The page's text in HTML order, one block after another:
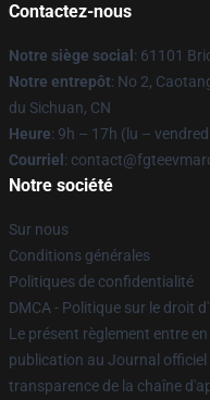
Contactez-nous
Notre siège social : 61101
Notre entrepôt: No 2,
du Sichuan, CN
Heure: 9h – 17h (lu –
Courriel :
Notre société
Sur nous
Conditions générales
Politiques de confidentialité
DMCA - Politique sur le droit
Le présent règlement entre
publication au Journal officiel
transparence de la chaîne